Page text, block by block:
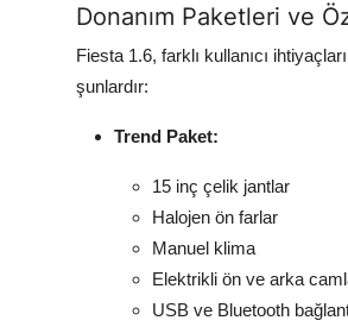
Donanım Paketleri ve
Fiesta 1.6, farklı kullanıcı
şunlardır:
Trend Paket:
15 inç çelik jantlar
Halojen ön farlar
Manuel klima
Elektrikli ön ve arka
USB ve Bluetooth